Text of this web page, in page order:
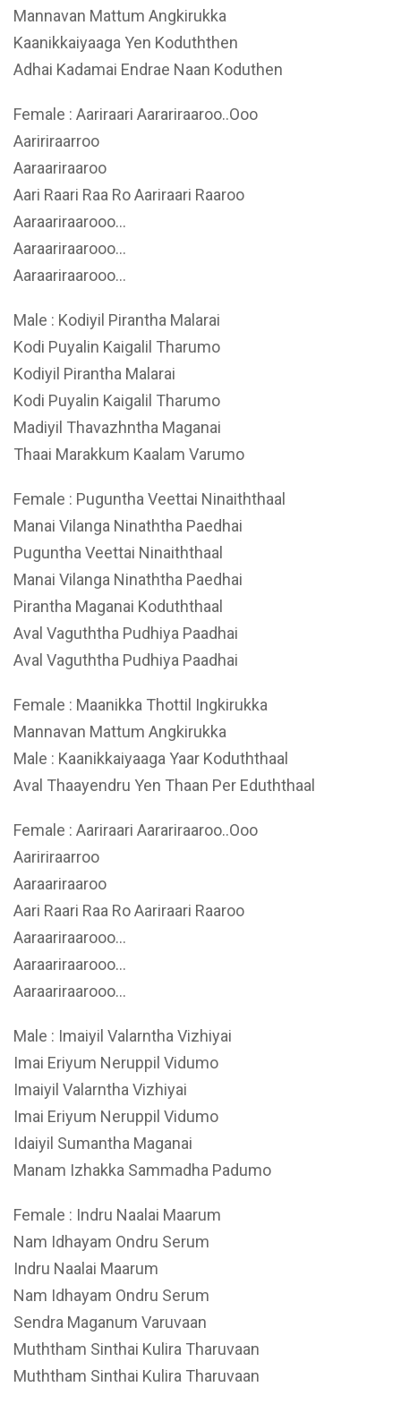
Mannavan Mattum Angkirukka
Kaanikkaiyaaga Yen Koduththen
Adhai Kadamai Endrae Naan Koduthen
Female : Aariraari Aarariraaroo..Ooo
Aaririraarroo
Aaraariraaroo
Aari Raari Raa Ro Aariraari Raaroo
Aaraariraarooo…
Aaraariraarooo…
Aaraariraarooo…
Male : Kodiyil Pirantha Malarai
Kodi Puyalin Kaigalil Tharumo
Kodiyil Pirantha Malarai
Kodi Puyalin Kaigalil Tharumo
Madiyil Thavazhntha Maganai
Thaai Marakkum Kaalam Varumo
Female : Puguntha Veettai Ninaiththaal
Manai Vilanga Ninaththa Paedhai
Puguntha Veettai Ninaiththaal
Manai Vilanga Ninaththa Paedhai
Pirantha Maganai Koduththaal
Aval Vaguththa Pudhiya Paadhai
Aval Vaguththa Pudhiya Paadhai
Female : Maanikka Thottil Ingkirukka
Mannavan Mattum Angkirukka
Male : Kaanikkaiyaaga Yaar Koduththaal
Aval Thaayendru Yen Thaan Per Eduththaal
Female : Aariraari Aarariraaroo..Ooo
Aaririraarroo
Aaraariraaroo
Aari Raari Raa Ro Aariraari Raaroo
Aaraariraarooo…
Aaraariraarooo…
Aaraariraarooo…
Male : Imaiyil Valarntha Vizhiyai
Imai Eriyum Neruppil Vidumo
Imaiyil Valarntha Vizhiyai
Imai Eriyum Neruppil Vidumo
Idaiyil Sumantha Maganai
Manam Izhakka Sammadha Padumo
Female : Indru Naalai Maarum
Nam Idhayam Ondru Serum
Indru Naalai Maarum
Nam Idhayam Ondru Serum
Sendra Maganum Varuvaan
Muththam Sinthai Kulira Tharuvaan
Muththam Sinthai Kulira Tharuvaan